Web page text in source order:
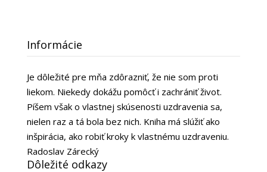
Informácie
Je dôležité pre mňa zdôrazniť, že nie som proti
liekom. Niekedy dokážu pomôcť i zachrániť život.
Píšem však o vlastnej skúsenosti uzdravenia sa,
nielen raz a tá bola bez nich. Kniha má slúžiť ako
inšpirácia, ako robiť kroky k vlastnému uzdraveniu.
Radoslav Zárecký
Dôležité odkazy